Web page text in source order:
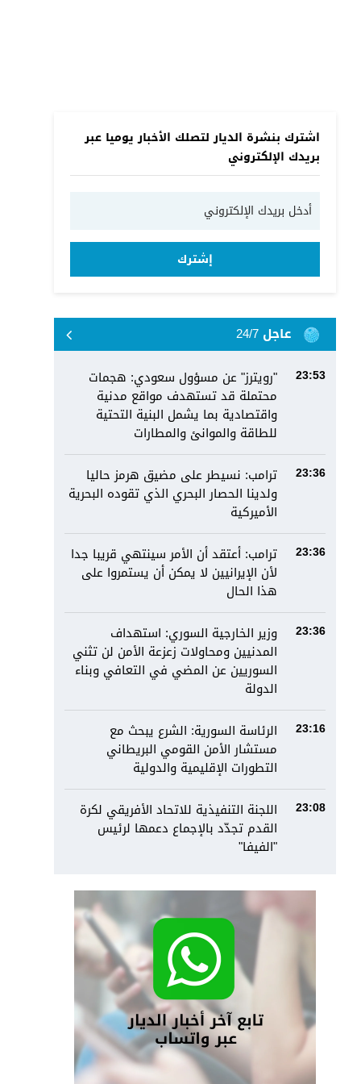
اشترك بنشرة الديار لتصلك الأخبار يوميا عبر
بريدك الإلكتروني
إشترك
عاجل 24/7
23:53
"رويترز" عن مسؤول سعودي: هجمات
محتملة قد تستهدف مواقع مدنية
واقتصادية بما يشمل البنية التحتية
للطاقة والموانئ والمطارات
23:36
ترامب: نسيطر على مضيق هرمز حاليا
ولدينا الحصار البحري الذي تقوده البحرية
الأميركية
23:36
ترامب: أعتقد أن الأمر سينتهي قريبا جدا
لأن الإيرانيين لا يمكن أن يستمروا على
هذا الحال
23:36
وزير الخارجية السوري: استهداف
المدنيين ومحاولات زعزعة الأمن لن تثني
السوريين عن المضي في التعافي وبناء
الدولة
23:16
الرئاسة السورية: الشرع يبحث مع
مستشار الأمن القومي البريطاني
التطورات الإقليمية والدولية
23:08
اللجنة التنفيذية للاتحاد الأفريقي لكرة
القدم تجدّد بالإجماع دعمها لرئيس
"الفيفا"